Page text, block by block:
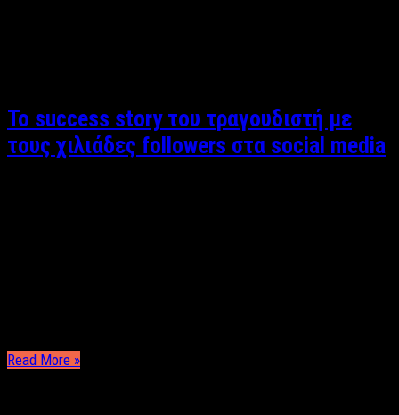
Το success story του τραγουδιστή με
τους χιλιάδες followers στα social media
Read More »